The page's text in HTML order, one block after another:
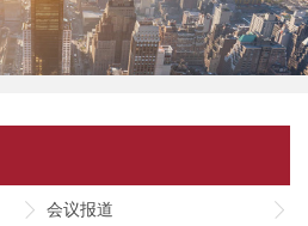
会议报道